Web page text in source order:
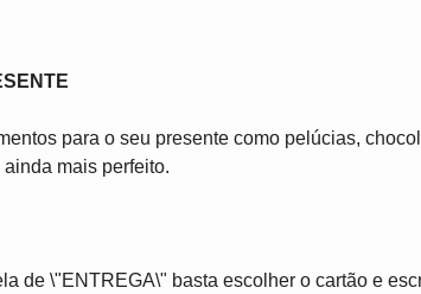
para o seu presente como pelúcias,
mais perfeito.
de \"ENTREGA\" basta escolher o cartão e